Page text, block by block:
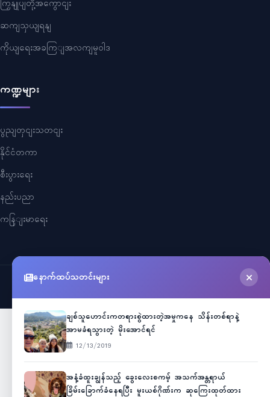
ကြှနျုပျတို့အကွောငျး
ဆကျသှယျရနျ
ကိုယျရေးအခကြျအလကျမူဝါဒ
ကဏ္ဍများ
ပွညျတှငျးသတငျး
နိုင်ငံတကာ
စီးပွားရေး
နည်းပညာ
ကနြျးမာရေး
Myanmar Cele News
နောက်ထပ်သတင်းများ
ချစ်သူဟောင်းကတရားစွဲထားတဲ့အမှုကနေ သိန်းတစ်ရာနဲ့
အာမခံရသွားတဲ့ မိုးအောင်ရင်
12/13/2019
အနံ့ခံထူးချွန်သည့် ခွေးလေးစကမ့် အသက်အန္တရာယ်
ခြိမ်းခြောက်ခံနေရပြီး မူးယစ်ဂိုဏ်းက ဆုကြေးထုတ်ထား